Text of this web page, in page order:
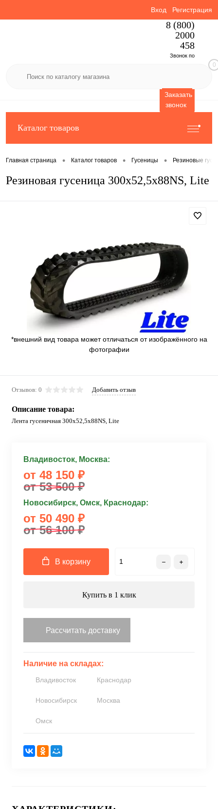
Вход Регистрация
8 (800)
2000
458
Звонок по
Заказать
звонок
0
Каталог товаров
Главная страница • Каталог товаров • Гусеницы • Резиновые
Резиновая гусеница 300x52,5x88NS, Lite
*внешний вид товара может отличаться от изображённого на
фотографии
Отзывов: 0 Добавить отзыв
Описание товара:
Лента гусеничная 300x52,5x88NS, Lite
Владивосток, Москва:
от 48 150 ₽
от 53 500 ₽
Новосибирск, Омск, Краснодар:
от 50 490 ₽
от 56 100 ₽
В корзину
Купить в 1 клик
Рассчитать доставку
Наличие на складах:
Владивосток Краснодар
Новосибирск Москва
Омск